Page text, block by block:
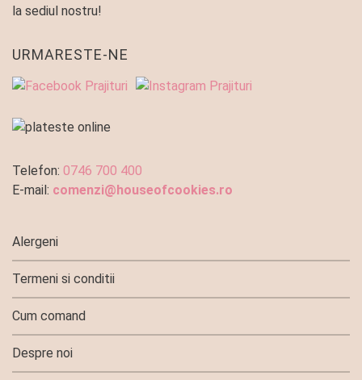
la sediul nostru!
URMARESTE-NE
Telefon: 0746 700 400
E-mail: comenzi@houseofcookies.ro
Alergeni
Termeni si conditii
Cum comand
Despre noi